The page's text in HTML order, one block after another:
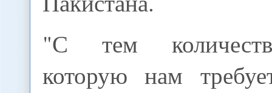
"С тем
которую нам